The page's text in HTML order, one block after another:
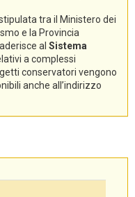
tra il Ministero dei
e la Provincia
al Sistema
a complessi
conservatori vengono
anche all’indirizzo